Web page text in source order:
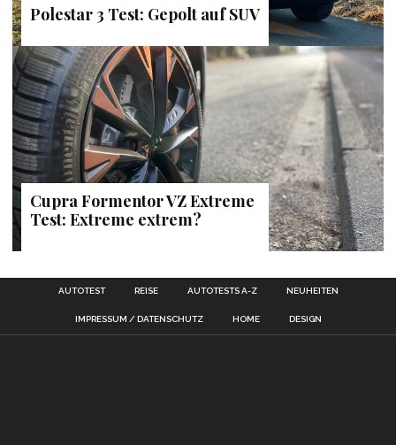
Polestar 3 Test: Gepolt auf SUV
Cupra Formentor VZ Extreme
Test: Extreme extrem?
AUTOTEST REISE AUTOTESTS A-Z NEUHEITEN
IMPRESSUM / DATENSCHUTZ HOME DESIGN